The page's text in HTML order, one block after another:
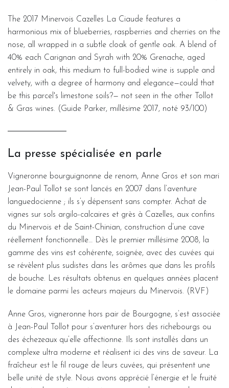
The 2017 Minervois Cazelles La Ciaude features a
harmonious mix of blueberries, raspberries and cherries on the
nose, all wrapped in a subtle cloak of gentle oak. A blend of
40% each Carignan and Syrah with 20% Grenache, aged
entirely in oak, this medium to full-bodied wine is supple and
velvety, with a degree of harmony and elegance—could that
be this parcel's limestone soils?— not seen in the other Tollot
& Gras wines. (Guide Parker, millésime 2017, noté 93/100)
La presse spécialisée en parle
Vigneronne bourguignonne de renom, Anne Gros et son mari
Jean-Paul Tollot se sont lancés en 2007 dans l’aventure
languedocienne ; ils s’y dépensent sans compter. Achat de
vignes sur sols argilo-calcaires et grès à Cazelles, aux confins
du Minervois et de Saint-Chinian, construction d’une cave
réellement fonctionnelle… Dès le premier millésime 2008, la
gamme des vins est cohérente, soignée, avec des cuvées qui
se révèlent plus sudistes dans les arômes que dans les profils
de bouche. Les résultats obtenus en quelques années placent
le domaine parmi les acteurs majeurs du Minervois. (RVF)
Anne Gros, vigneronne hors pair de Bourgogne, s’est associée
à Jean-Paul Tollot pour s’aventurer hors des richebourgs ou
des échezeaux qu’elle affectionne. Ils sont installés dans un
complexe ultra moderne et réalisent ici des vins de saveur. La
fraîcheur est le fil rouge de leurs cuvées, qui présentent une
belle unité de style. Nous avons apprécié l’énergie et le fruité